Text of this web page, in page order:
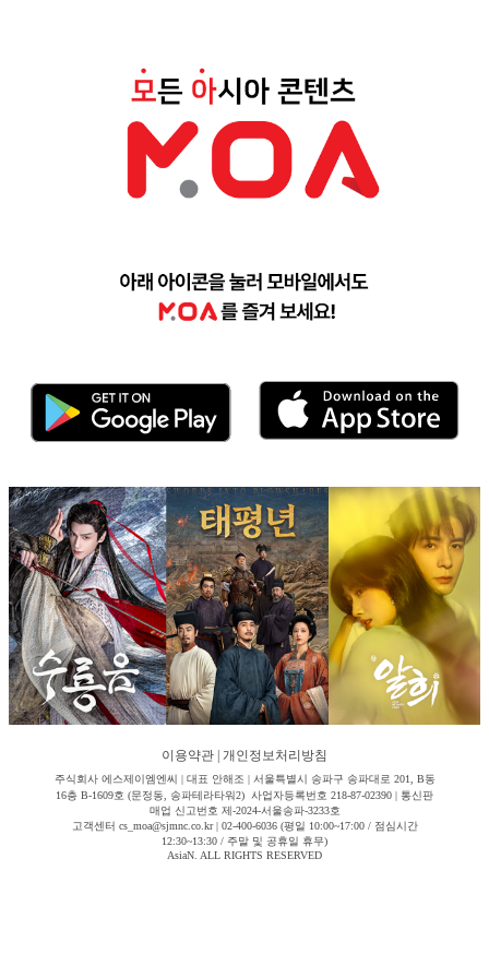
이용약관 개인정보처리방침
주식회사 에스제이엠엔씨 | 대표 안해조 | 서울특별시 송파구 송파대로 201, B동
16층 B-1609호 (문정동, 송파테라타워2) 사업자등록번호 218-87-02390 | 통신판
매업 신고번호 제-2024-서울송파-3233호
고객센터 cs_moa@sjmnc.co.kr | 02-400-6036 (평일 10:00~17:00 / 점심시간
12:30~13:30 / 주말 및 공휴일 휴무)
AsiaN. ALL RIGHTS RESERVED